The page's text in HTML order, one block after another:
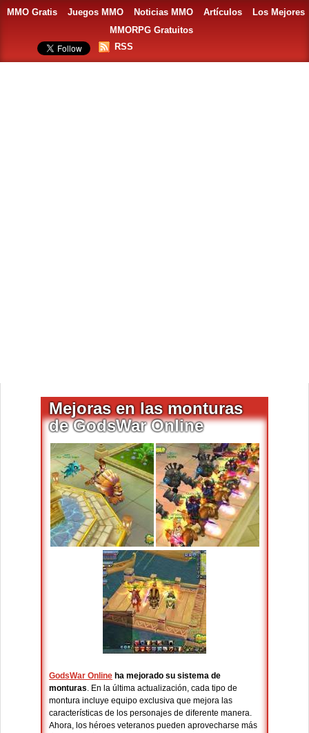
MMO Gratis Juegos MMO Noticias MMO Artículos
Los Mejores
MMORPG Gratuitos
RSS
Mejoras en las monturas
de GodsWar Online
GodsWar Online ha mejorado su sistema de
monturas. En la última actualización, cada tipo de
montura incluye equipo exclusiva que mejora las
características de los personajes de diferente manera.
Ahora, los héroes veteranos pueden aprovecharse más